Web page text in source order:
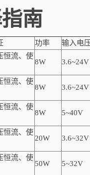
南
功率 输入电
恒流、使
8W 3.6~24V
恒流、使
8W 3.6~24V
恒流、使
8W 5~40V
恒流、使
20W 3.6~32V
恒流、使
50W 5~32V